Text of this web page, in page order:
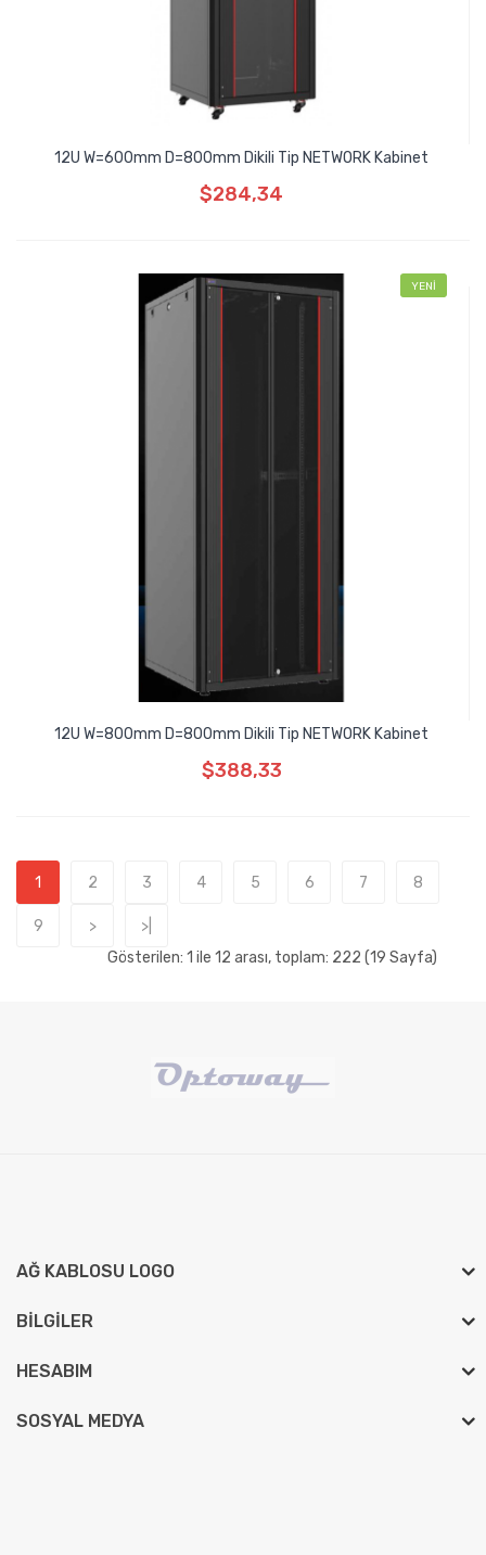
12U W=600mm D=800mm Dikili Tip NETWORK Kabinet
$284,34
YENİ
12U W=800mm D=800mm Dikili Tip NETWORK Kabinet
$388,33
1 2 3 4 5 6 7 8
9 >
>|
Gösterilen: 1 ile 12 arası, toplam: 222 (19 Sayfa)
AĞ KABLOSU LOGO
BILGILER
HESABIM
SOSYAL MEDYA